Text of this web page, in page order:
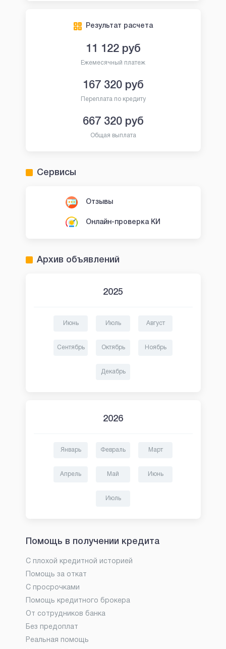
Результат расчета
11 122руб
Ежемесячный платеж
167 320руб
Переплата по кредиту
667 320руб
Общая выплата
Сервисы
Отзывы
Онлайн-проверка КИ
Архив объявлений
2025
Июнь Июль Август
Сентябрь Октябрь Ноябрь
Декабрь
2026
Январь Февраль Март
Апрель Май Июнь
Июль
Помощь в получении кредита
С плохой кредитной историей
Помощь за откат
С просрочками
Помощь кредитного брокера
От сотрудников банка
Без предоплат
Реальная помощь